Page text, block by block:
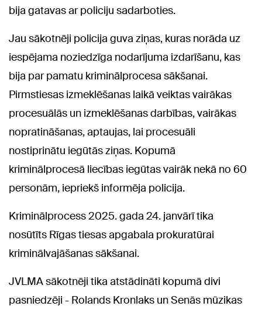
bija gatavas ar policiju sadarboties.
Jau sākotnēji policija guva ziņas, kuras norāda uz
iespējama noziedzīga nodarījuma izdarīšanu, kas
bija par pamatu kriminālprocesa sākšanai.
Pirmstiesas izmeklēšanas laikā veiktas vairākas
procesuālās un izmeklēšanas darbības, vairākas
nopratināšanas, aptaujas, lai procesuāli
nostiprinātu iegūtās ziņas. Kopumā
kriminālprocesā liecības iegūtas vairāk nekā no 60
personām, iepriekš informēja policija.
Kriminālprocess 2025. gada 24. janvārī tika
nosūtīts Rīgas tiesas apgabala prokuratūrai
kriminālvajāšanas sākšanai.
JVLMA sākotnēji tika atstādināti kopumā divi
pasniedzēji - Rolands Kronlaks un Senās mūzikas